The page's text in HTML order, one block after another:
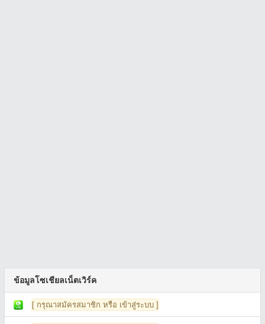
ข้อมูลโซเชียลเน็ตเวิร์ค
[ กรุณาสมัครสมาชิก หรือ เข้าสู่ระบบ ]